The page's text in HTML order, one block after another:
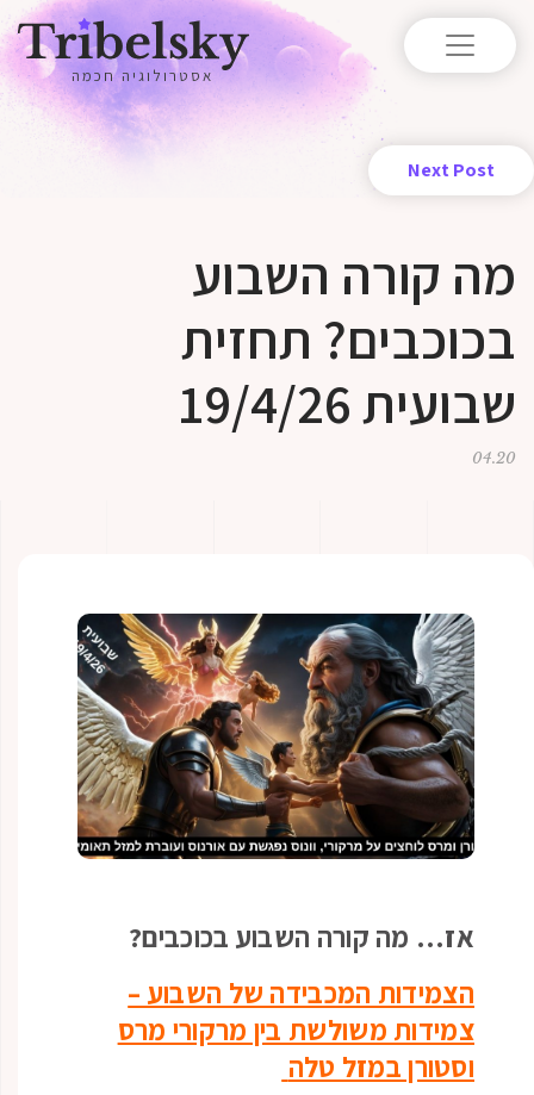
אסטרולוגיה חכמה
Next Post
מה קורה השבוע
בכוכבים? תחזית
שבועית 19/4/26
04.20
אז… מה קורה השבוע בכוכבים?
הצמידות המכבידה של השבוע –
צמידות משולשת בין מרקורי מרס
וסטורן במזל טלה